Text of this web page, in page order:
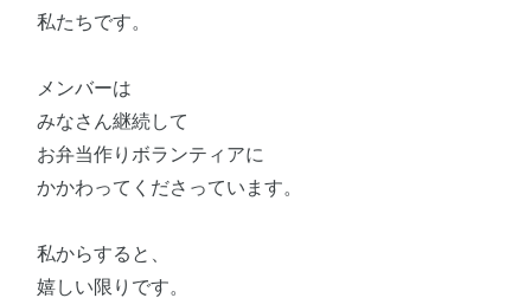
私たちです。
メンバーは
みなさん継続して
お弁当作りボランティアに
かかわってくださっています。
私からすると、
嬉しい限りです。